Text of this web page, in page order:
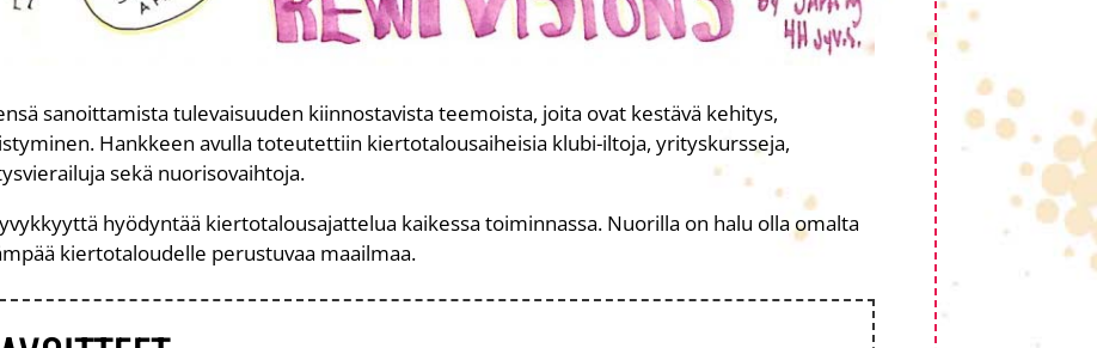
sanoittamista tulevaisuuden kiinnostavista teemoista, joita ovat kestävä kehitys,
Hankkeen avulla toteutettiin kiertotalousaiheisia klubi-iltoja, yrityskursseja,
sekä nuorisovaihtoja.
hyödyntää kiertotalousajattelua kaikessa toiminnassa. Nuorilla on halu olla omalta
kiertotaloudelle perustuvaa maailmaa.